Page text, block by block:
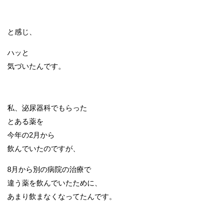
と感じ、
ハッと
気づいたんです。
私、泌尿器科でもらった
とある薬を
今年の2月から
飲んでいたのですが、
8月から別の病院の治療で
違う薬を飲んでいたために、
あまり飲まなくなってたんです。